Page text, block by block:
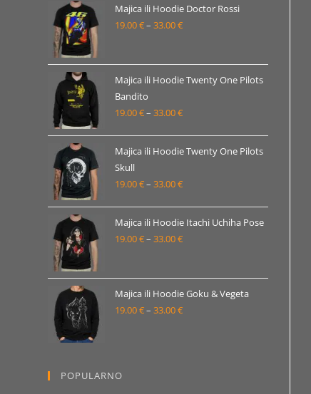
19.00 €
do
Majica ili Hoodie Doctor Rossi
19.00€– 33.00€Raspon
od
19.00 €
33.00 €
Majica ili Hoodie Twenty One Pilots
Bandito
19.00€– 33.00€Raspon
od
do
Majica ili Hoodie Twenty One Pilots
Skull
19.00€– 33.00€Raspon
od
19.00 €
Majica ili Hoodie Itachi Uchiha Pose
19.00€– 33.00€Raspon
od
19.00 €
do
Majica ili Hoodie Goku & Vegeta
19.00€– 33.00€Raspon
POPULARNO